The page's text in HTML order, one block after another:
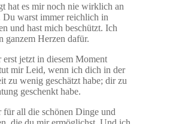
hat es mir noch nie wirklich an
Du warst immer reichlich in
und hast mich beschützt. Ich
ganzem Herzen dafür.
jetzt in diesem Moment
mir Leid, wenn ich dich in der
zu wenig geschätzt habe; dir zu
geschenkt habe.
für all die schönen Dinge und